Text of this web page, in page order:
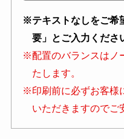
※テキストなしをご希
要」とご入力くださ
※配置のバランスはノ
たします。
※印刷前に必ずお客様
いただきますのでご